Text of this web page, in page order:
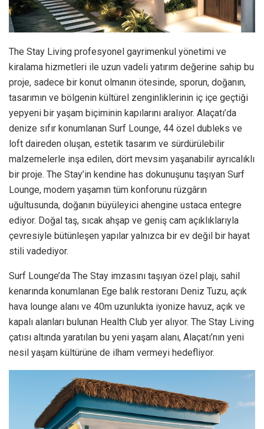
The Stay Living profesyonel gayrimenkul yönetimi ve
kiralama hizmetleri ile uzun vadeli yatırım değerine sahip bu
proje, sadece bir konut olmanın ötesinde, sporun, doğanın,
tasarımın ve bölgenin kültürel zenginliklerinin iç içe geçtiği
yepyeni bir yaşam biçiminin kapılarını aralıyor. Alaçatı’da
denize sıfır konumlanan Surf Lounge, 44 özel dubleks ve
loft daireden oluşan, estetik tasarım ve sürdürülebilir
malzemelerle inşa edilen, dört mevsim yaşanabilir ayrıcalıklı
bir proje. The Stay’in kendine has dokunuşunu taşıyan Surf
Lounge, modern yaşamın tüm konforunu rüzgârın
uğultusunda, doğanın büyüleyici ahengine ustaca entegre
ediyor. Doğal taş, sıcak ahşap ve geniş cam açıklıklarıyla
çevresiyle bütünleşen yapılar yalnızca bir ev değil bir hayat
stili vadediyor.
Surf Lounge’da The Stay imzasını taşıyan özel plajı, sahil
kenarında konumlanan Ege balık restoranı Deniz Tuzu, açık
hava lounge alanı ve 40m uzunlukta iyonize havuz, açık ve
kapalı alanları bulunan Health Club yer alıyor. The Stay Living
çatısı altında yaratılan bu yeni yaşam alanı, Alaçatı’nın yeni
nesil yaşam kültürüne de ilham vermeyi hedefliyor.